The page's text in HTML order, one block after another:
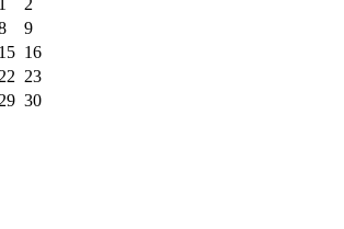
9
15 16
22 23
29 30